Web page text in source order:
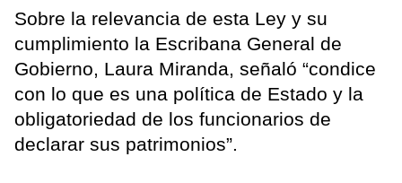
Sobre la relevancia de esta Ley y su
cumplimiento la Escribana General de
Gobierno, Laura Miranda, señaló “condice
con lo que es una política de Estado y la
obligatoriedad de los funcionarios de
declarar sus patrimonios”.